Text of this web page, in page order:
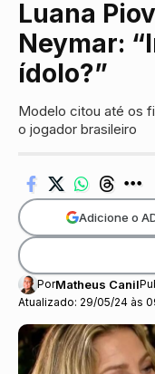
Luana
Neymar:
ídolo?”
Modelo citou até os
o jogador brasileiro
Atualizado: 29/05/24 às
PorMatheus Canil
Adicione o